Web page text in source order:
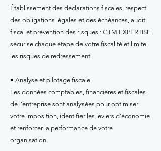
Établissement des déclarations fiscales, respect
des obligations légales et des échéances, audit
fiscal et prévention des risques : GTM EXPERTISE
sécurise chaque étape de votre fiscalité et limite
les risques de redressement.
• Analyse et pilotage fiscale
Les données comptables, financières et fiscales
de l'entreprise sont analysées pour optimiser
votre imposition, identifier les leviers d'économie
et renforcer la performance de votre
organisation.